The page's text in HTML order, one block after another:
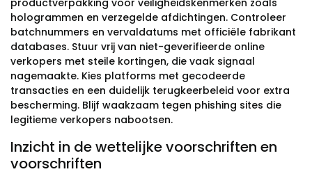
productverpakking voor veiligheidskenmerken zoals
hologrammen en verzegelde afdichtingen. Controleer
batchnummers en vervaldatums met officiële fabrikant
databases. Stuur vrij van niet-geverifieerde online
verkopers met steile kortingen, die vaak signaal
nagemaakte. Kies platforms met gecodeerde
transacties en een duidelijk terugkeerbeleid voor extra
bescherming. Blijf waakzaam tegen phishing sites die
legitieme verkopers nabootsen.
Inzicht in de wettelijke voorschriften en
voorschriften